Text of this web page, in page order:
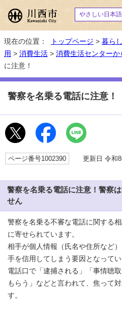
やさしい日本語
現在の位置： トップページ > 暮ら
用 > 消費生活 > 消費生活センターか
に注意！
警察を名乗る電話に注意！
ページ番号1002390 更新日 令和8
警察を名乗る電話に注意！警察
せん
警察を名乗る不審な電話に関する
に寄せられています。
相手が個人情報（氏名や住所など
手を信用してしまう要因となってい
電話口で「逮捕される」「事情聴
もらう」などと言われて、焦って
す。